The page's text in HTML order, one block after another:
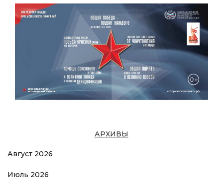
АРХИВЫ
Август 2026
Июль 2026